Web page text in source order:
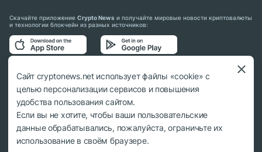
Скачайте приложение Crypto News и получайте мировые новости криптовалюты
и технологии блокчейн из разных источников:
Подписывайтесь на нас в социальных сетях:
© 2018 - 2026 Crypto News. При использовании материалов ссылка на
cryptonews.net обязательна.
Сайт cryptonews.net использует файлы «cookie» с
целью персонализации сервисов и повышения
удобства пользования сайтом.
Если вы не хотите, чтобы ваши пользовательские
данные обрабатывались, пожалуйста, ограничьте их
использование в своём браузере.